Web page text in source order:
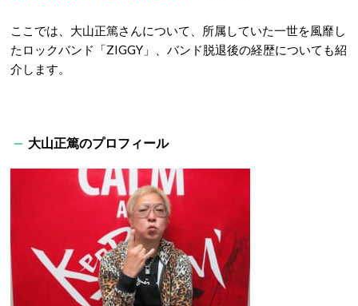
ここでは、大山正篤さんについて、所属していた一世を風靡し
たロックバンド「ZIGGY」、バンド脱退後の経歴についても紹
介します。
大山正篤のプロフィール